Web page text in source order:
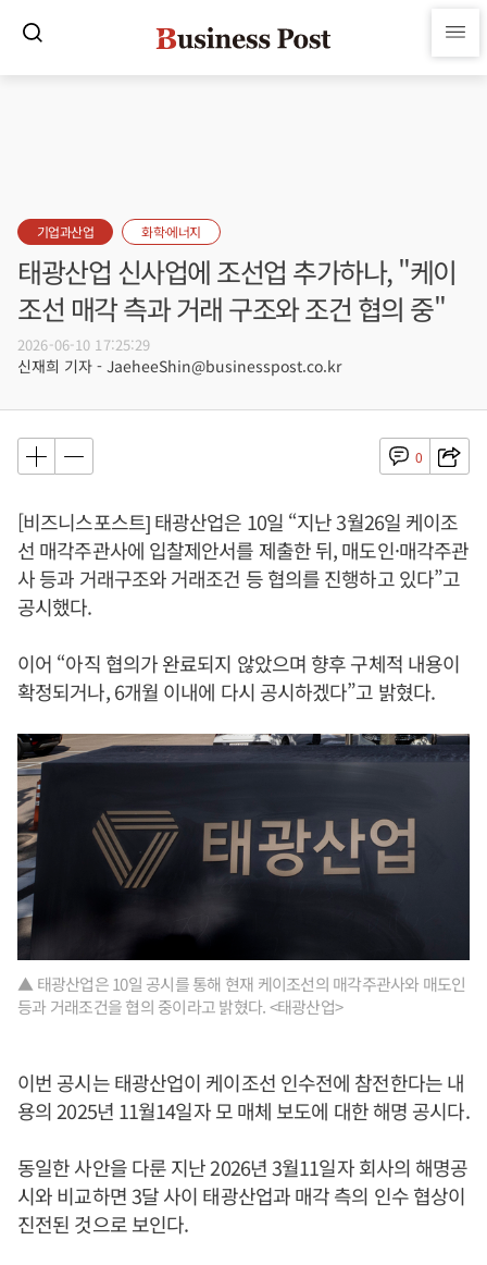
기업과산업 화학·에너지
태광산업 신사업에 조선업 추가하나, "케이
조선 매각 측과 거래 구조와 조건 협의 중"
2026-06-10 17:25:29
신재희 기자 - JaeheeShin@businesspost.co.kr
0
[비즈니스포스트] 태광산업은 10일 “지난 3월26일 케이조
선 매각주관사에 입찰제안서를 제출한 뒤, 매도인·매각주관
사 등과 거래구조와 거래조건 등 협의를 진행하고 있다”고
공시했다.
이어 “아직 협의가 완료되지 않았으며 향후 구체적 내용이
확정되거나, 6개월 이내에 다시 공시하겠다”고 밝혔다.
▲ 태광산업은 10일 공시를 통해 현재 케이조선의 매각주관사와 매도인
등과 거래조건을 협의 중이라고 밝혔다. <태광산업>
이번 공시는 태광산업이 케이조선 인수전에 참전한다는 내
용의 2025년 11월14일자 모 매체 보도에 대한 해명 공시다.
동일한 사안을 다룬 지난 2026년 3월11일자 회사의 해명공
시와 비교하면 3달 사이 태광산업과 매각 측의 인수 협상이
진전된 것으로 보인다.